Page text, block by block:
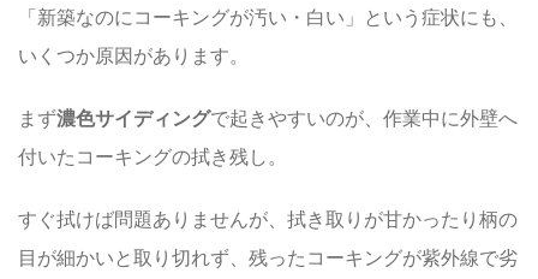
「新築なのにコーキングが汚い・白い」という症状にも、
いくつか原因があります。
まず濃色サイディングで起きやすいのが、作業中に外壁へ
付いたコーキングの拭き残し。
すぐ拭けば問題ありませんが、拭き取りが甘かったり柄の
目が細かいと取り切れず、残ったコーキングが紫外線で劣